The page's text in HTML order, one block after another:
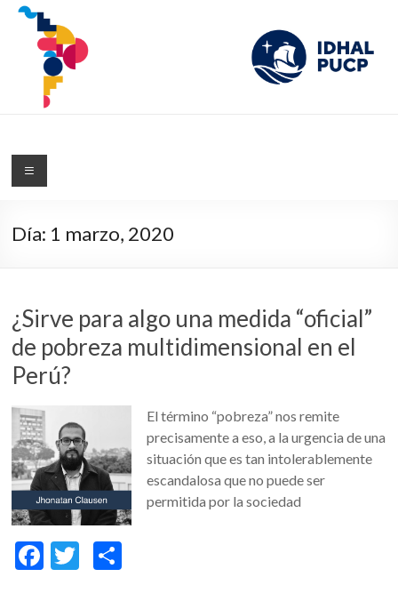
IDHAL
Blog del Instituto de Desarrollo Humano de América Latina de la PUCP
Día: 1 marzo, 2020
¿Sirve para algo una medida “oficial”
de pobreza multidimensional en el
Perú?
El término “pobreza” nos remite
precisamente a eso, a la urgencia de una
situación que es tan intolerablemente
escandalosa que no puede ser
permitida por la sociedad
F
T